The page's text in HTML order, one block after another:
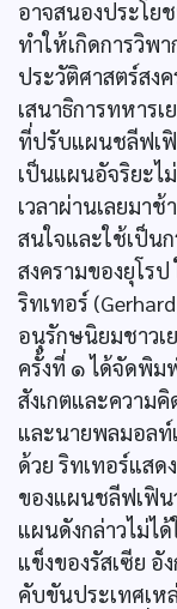
อาจสนองประโย
ทำให้เกิดการวิพ
ประวัติศาสตร์สง
เสนาธิการทหาร
ที่ปรับแผนชลีฟเ
เป็นแผนอัจริยะไ
เวลาผ่านเลยมา
สนใจและใช้เป็น
สงครามของยุโร
ริทเทอร์
อนุรักษนิยมชาวเ
ครั้งที่ ๑ ได้จัดพิ
สังเกตและความ
และนายพลมอลท์
ด้วย ริทเทอร์แสด
ของแผนชลีฟเฟิน
แผนดังกล่าวไม่ไ
แข็งของรัสเซีย อั
คับขันประเทศเ